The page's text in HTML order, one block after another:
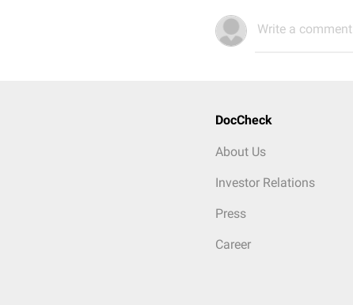
Write a
DocCheck
About Us
Investor Relations
Press
Career